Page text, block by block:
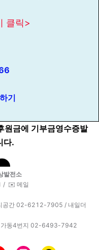
클릭>
기
원금에 기부금영수증발
다.
발전소
/ ✉️ 메일
공간 02-6212-7905 / 내일더
4번지 02-6493-7942